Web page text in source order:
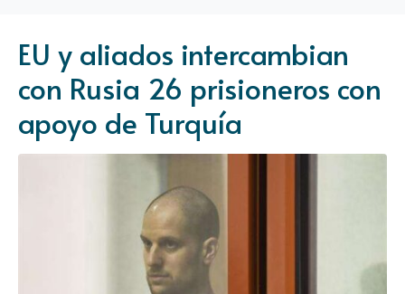
EU y aliados intercambian
con Rusia 26 prisioneros con
apoyo de Turquía